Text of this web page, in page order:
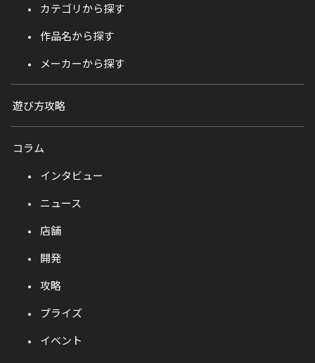
カテゴリから探す
作品名から探す
メーカーから探す
遊び方攻略
コラム
インタビュー
ニュース
店舗
開発
攻略
プライズ
イベント